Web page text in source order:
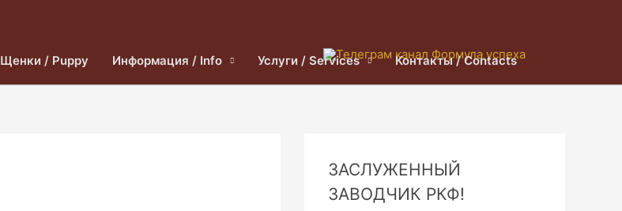
Щенки / Puppy Информация / Info Услуги / Services Контакты / Contacts
ЗАСЛУЖЕННЫЙ
ЗАВОДЧИК РКФ!